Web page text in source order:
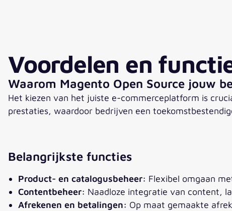
Voordelen en
Waarom Magento Open Source jouw
Het kiezen van het juiste e-commerceplatform is
prestaties, waardoor bedrijven een
Belangrijkste functies
Product- en catalogusbeheer: Flexibel omgaan
Contentbeheer: Naadloze integratie van content,
Afrekenen en betalingen: Op maat gemaakte